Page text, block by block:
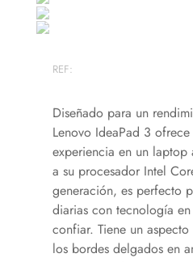
REF:
Diseñado para un
Lenovo IdeaPad 3
experiencia en un laptop
a su procesador Intel
generación, es perfecto
diarias con tecnología
confiar. Tiene un
los bordes delgados en